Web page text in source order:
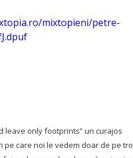
mixtopieni/petre-
leave only footprints” un curajos
pe care noi le vedem doar de pe